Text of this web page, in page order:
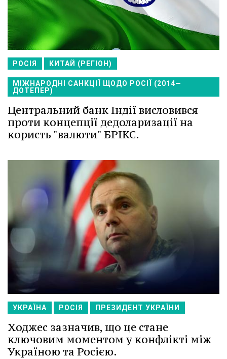
РОСІЯ КИТАЙ (РЕГІОН)
МІЖНАРОДНІ САНКЦІЇ ЩОДО РОСІЇ (2014—
ДОТЕПЕР)
Центральний банк Індії висловився
проти концепції дедоларизації на
користь "валюти" БРІКС.
УКРАЇНА РОСІЯ ПРЕЗИДЕНТ УКРАЇНИ
Ходжес зазначив, що це стане
ключовим моментом у конфлікті між
Україною та Росією.